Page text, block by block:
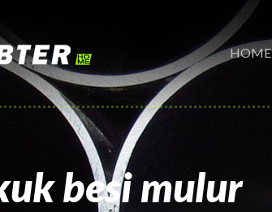
HOME
besi mulur